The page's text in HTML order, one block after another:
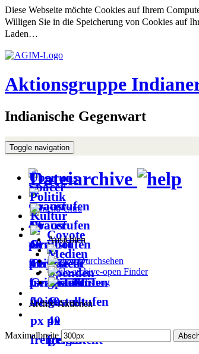
Diese Webseite möchte Cookies auf Ihrem
Willigen Sie in die Speicherung von Cookies auf
Laden…
Aktionsgruppe
Indianische Gegenwart
Toggle navigation
Über uns
Politik
Kultur
Coyote
Medien
Spenden
Dateiarchive
Ansichten
Durchsehen
Finder
Auflistung
Archiv-Aktionen
Maximalbreite